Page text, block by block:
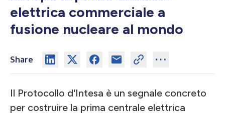
elettrica commerciale a
fusione nucleare al mondo
Share
Il Protocollo d'Intesa è un segnale concreto
per costruire la prima centrale elettrica